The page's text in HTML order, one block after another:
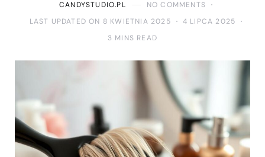
CANDYSTUDIO.PL
NO COMMENTS
LAST UPDATED ON 8 KWIETNIA 2025
4 LIPCA 2025
3 MINS READ